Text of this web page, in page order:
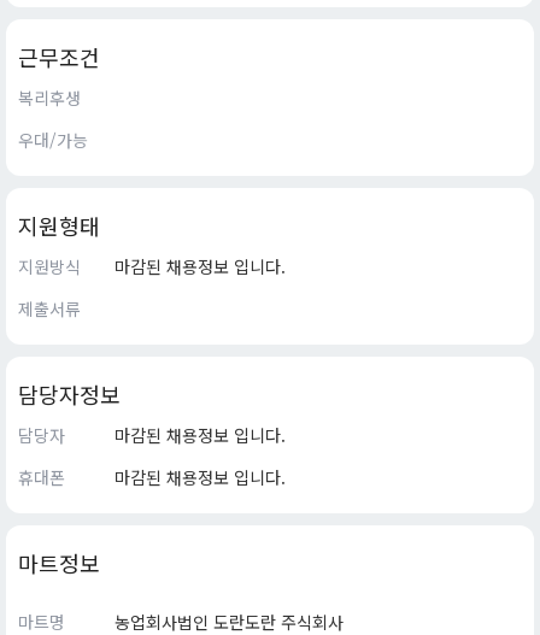
근무조건
복리후생
우대/가능
지원형태
지원방식
마감된 채용정보 입니다.
제출서류
담당자정보
담당자
마감된 채용정보 입니다.
휴대폰
마감된 채용정보 입니다.
마트정보
마트명
농업회사법인 도란도란 주식회사